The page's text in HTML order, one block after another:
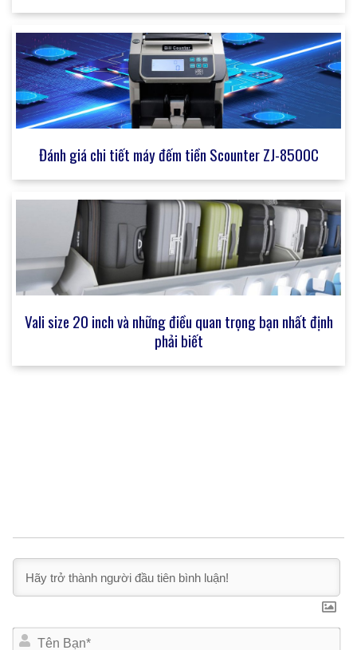
Đánh giá chi tiết máy đếm tiền Scounter ZJ-8500C
Vali size 20 inch và những điều quan trọng bạn nhất định
phải biết